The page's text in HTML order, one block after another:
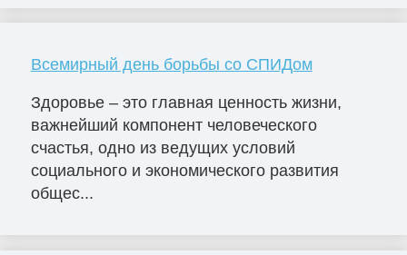
Всемирный день борьбы со СПИДом
Здоровье – это главная ценность жизни,
важнейший компонент человеческого
счастья, одно из ведущих условий
социального и экономического развития
общес...